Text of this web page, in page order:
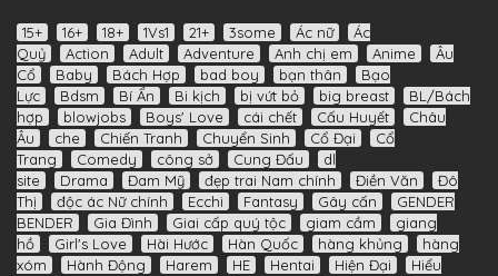
15+ 16+ 18+ 1Vs1 21+ 3some Ác nữ
Ác
Quỷ
Action Adult Adventure Anh chị em Anime
Âu
Cổ
Baby Bách Hợp bad boy bạn thân
Bạo
Lực
Bdsm Bí Ẩn Bi kịch bị vứt bỏ big breast
BL/Bách
hợp
blowjobs Boys' Love cái chết Cấu Huyết
Châu
Âu
che Chiến Tranh Chuyển Sinh Cổ Đại
Cổ
Trang
Comedy công sở Cung Đấu
dl
site
Drama Đam Mỹ đẹp trai Nam chính Điền Văn
Đô
Thị
độc ác Nữ chính Ecchi Fantasy Gây cấn
GENDER
BENDER
Gia Đình Giai cấp quý tộc giam cầm
giang
hồ
Girl's Love Hài Hước Hàn Quốc hàng khủng
hàng
xóm
Hành Động Harem HE Hentai Hiện Đại
Hiểu